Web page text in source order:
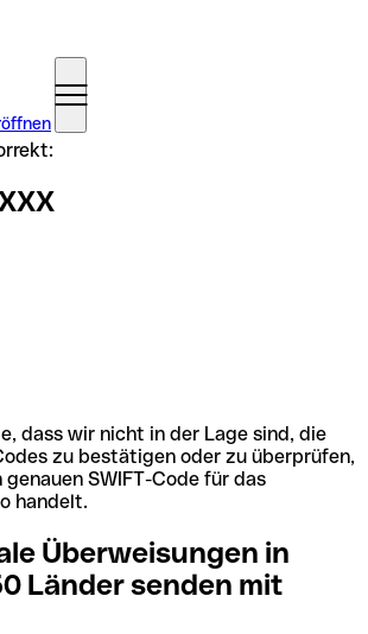
dass wir nicht in der Lage sind, die
zu bestätigen oder zu überprüfen,
genauen SWIFT-Code für das
handelt.
Überweisungen in
Länder senden mit